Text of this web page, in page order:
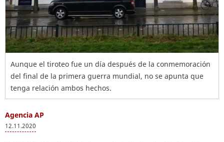
Aunque el tiroteo fue un día después de la conmemoración
del final de la primera guerra mundial, no se apunta que
tenga relación ambos hechos.
Agencia AP
12.11.2020